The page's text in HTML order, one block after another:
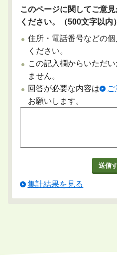
このページに関してご意
ください。（500文字以内）
住所・電話番号などの
ください。
この記入欄からいただ
ません。
回答が必要な内容は
お願いします。
集計結果を見る